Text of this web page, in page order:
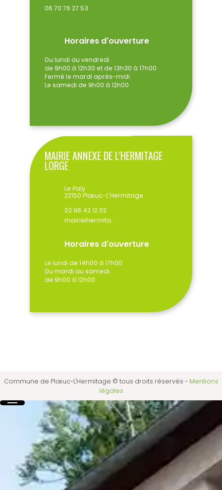
06 70 76 27 53
Horaires d'ouverture
Du lundi au vendredi
de 9h00 à 12h30 et de 13h30 à 17h00
Fermé le mardi après-midi
Le samedi de 9h00 à 12h00
MAIRIE ANNEXE DE L’HERMITAGE
LORGE
Le Paly
22150 Plœuc-L’Hermitage
02 96 42 12 02
mairielhermitage@ploeuclhermitage.bzh
Horaires d'ouverture
Le lundi de 14h00 à 17h00
Du mardi au samedi
de 9h00 à 12h00
Commune de Plœuc-L'Hermitage © tous droits réservés - Mentions
légales